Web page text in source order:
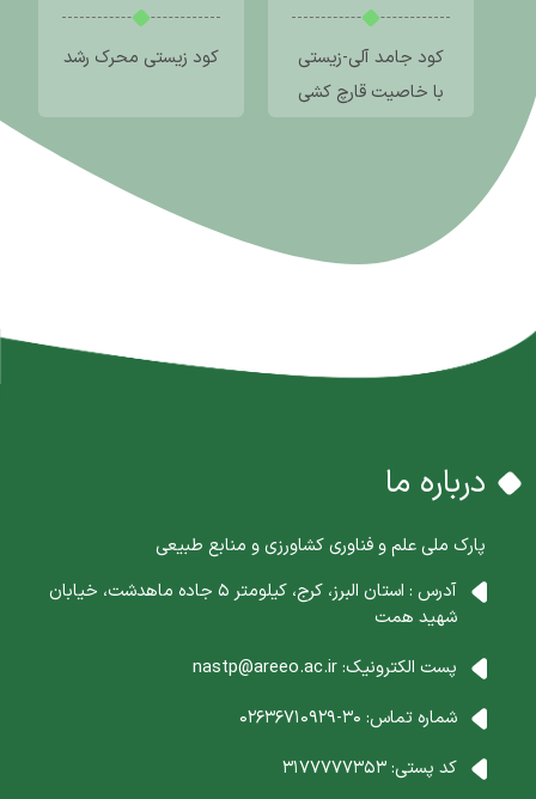
کود جامد آلی-زیستی
با خاصیت قارچ کشی
کود زیستی محرک رشد
درباره ما
پارک ملی علم و فناوری کشاورزی و منابع طبیعی
آدرس : استان البرز، کرج، کیلومتر 5 جاده ماهدشت، خیابان
شهید همت
پست الکترونیک:nastp@areeo.ac.ir
شماره تماس: 30-02636710929
کد پستی:3177777353